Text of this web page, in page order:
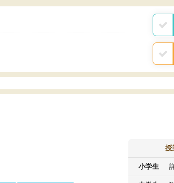
なく、上手い活用の仕方が分からず辞めること
と
授
小学生